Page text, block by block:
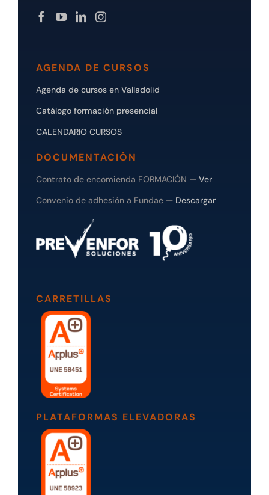
AGENDA DE CURSOS
Agenda de cursos en Valladolid
Catálogo formación presencial
CALENDARIO CURSOS
DOCUMENTACIÓN
Contrato de encomienda FORMACIÓN — Ver
Convenio de adhesión a Fundae — Descargar
CARRETILLAS
PLATAFORMAS ELEVADORAS